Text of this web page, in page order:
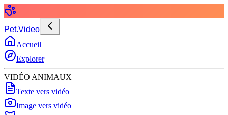
Pet.Video
Accueil
Explorer
VIDÉO ANIMAUX
Texte vers vidéo
Image vers vidéo